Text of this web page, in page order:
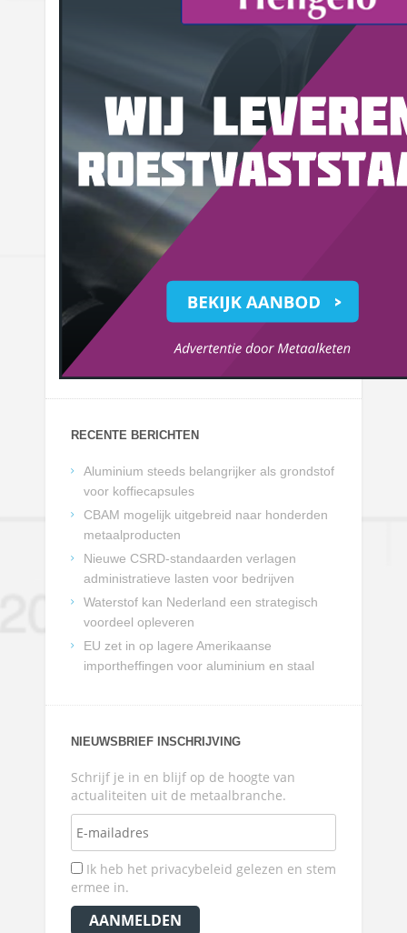
RECENTE BERICHTEN
Aluminium steeds belangrijker als grondstof
voor koffiecapsules
CBAM mogelijk uitgebreid naar honderden
metaalproducten
Nieuwe CSRD-standaarden verlagen
administratieve lasten voor bedrijven
Waterstof kan Nederland een strategisch
voordeel opleveren
EU zet in op lagere Amerikaanse
importheffingen voor aluminium en staal
NIEUWSBRIEF INSCHRIJVING
Schrijf je in en blijf op de hoogte van
actualiteiten uit de metaalbranche.
Ik heb het privacybeleid gelezen en stem
ermee in.